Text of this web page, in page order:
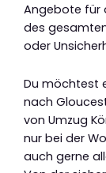
Angebote für
des
oder
Du möchtest
nach
von Umzug
nur bei der
auch gerne